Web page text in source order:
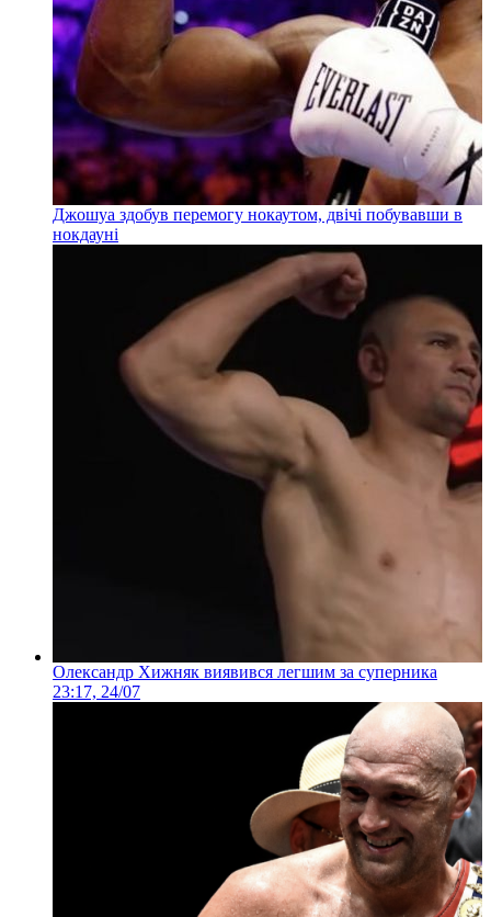
Джошуа здобув перемогу нокаутом, двічі побувавши в
нокдауні
Олександр Хижняк виявився легшим за суперника
23:17, 24/07